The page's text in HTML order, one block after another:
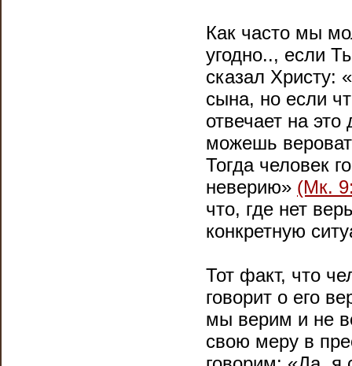
Как часто мы
угодно.., если
сказал Христу:
сына, но если
отвечает на
можешь
Тогда человек
неверию» (Мк.
что, где нет
конкретную
Тот факт, что
говорит о его
мы верим и не
свою меру в